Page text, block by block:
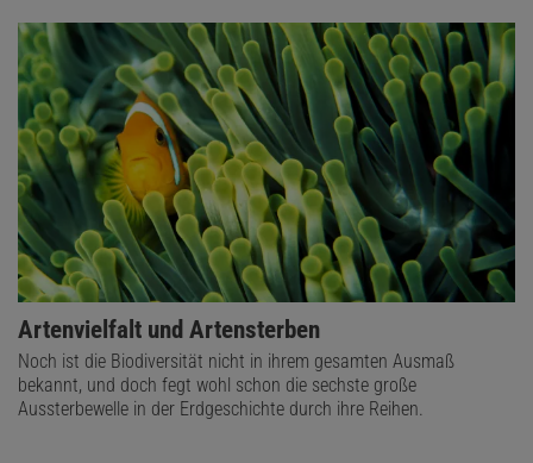
Artenvielfalt und Artensterben
Noch ist die Biodiversität nicht in ihrem gesamten Ausmaß
bekannt, und doch fegt wohl schon die sechste große
Aussterbewelle in der Erdgeschichte durch ihre Reihen.